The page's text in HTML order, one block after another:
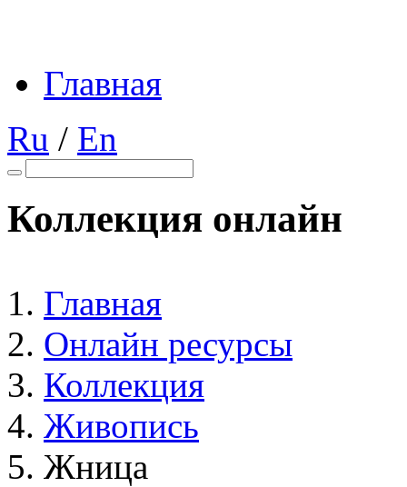
Главная
Ru / En
Коллекция онлайн
Главная
Онлайн ресурсы
Коллекция
Живопись
Жница